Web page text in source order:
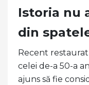
Istoria nu
din
Recent
celei de-a 50-a
ajuns să fie